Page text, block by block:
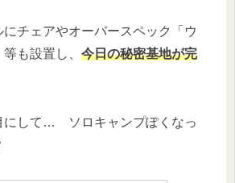
チェアやオーバースペック「ウ
も設置し、 今日の秘密基地が完
して… ソロキャンプぽくなっ